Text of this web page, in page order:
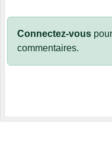
Connectez-vous
commentaires.